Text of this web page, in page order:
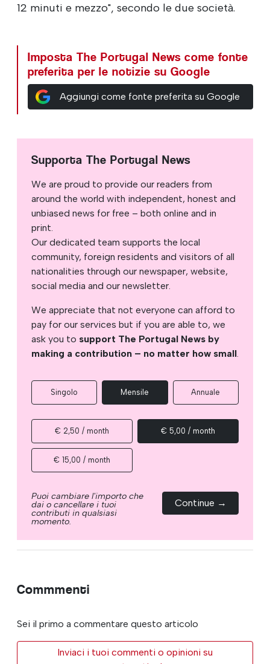
12 minuti e mezzo", secondo le due società.
Imposta The Portugal News come fonte
preferita per le notizie su Google
Aggiungi come fonte preferita su Google
Supporta The Portugal News
We are proud to provide our readers from
around the world with independent, honest and
unbiased news for free – both online and in
print.
Our dedicated team supports the local
community, foreign residents and visitors of all
nationalities through our newspaper, website,
social media and our newsletter.
We appreciate that not everyone can afford to
pay for our services but if you are able to, we
ask you to support The Portugal News by
making a contribution – no matter how small.
Singolo Mensile Annuale
€ 2,50 / month € 5,00 / month
€ 15,00 / month
Puoi cambiare l'importo che
dai o cancellare i tuoi
contributi in qualsiasi
momento.
Continue →
Commmenti
Sei il primo a commentare questo articolo
Inviaci i tuoi commenti o opinioni su